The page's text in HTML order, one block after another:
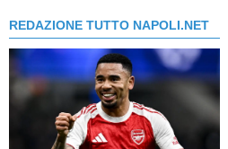
REDAZIONE TUTTO NAPOLI.NET